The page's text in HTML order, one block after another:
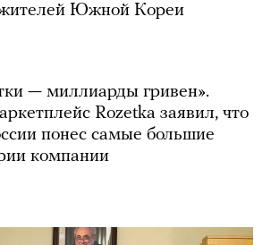
Южной Кореи
— миллиарды гривен».
Rozetka заявил, что
понес самые большие
компании